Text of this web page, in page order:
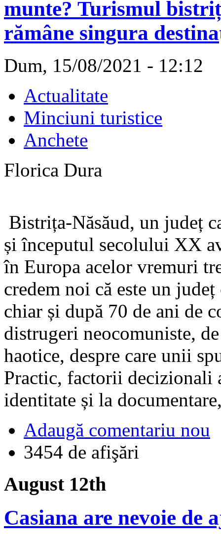
munte? Turismul
rămâne singura
Dum, 15/08/2021 - 12:12
Actualitate
Minciuni turistice
Anchete
Florica Dura
Bistrița-Năsăud, un județ
și începutul secolului XX
în Europa acelor vremuri
credem noi că este un
chiar și după 70 de ani de
distrugeri neocomuniste,
haotice, despre care unii
Practic, factorii decizionali
identitate și la
Adaugă comentariu nou
3454 de afişări
August 12th
Casiana are nevoie de